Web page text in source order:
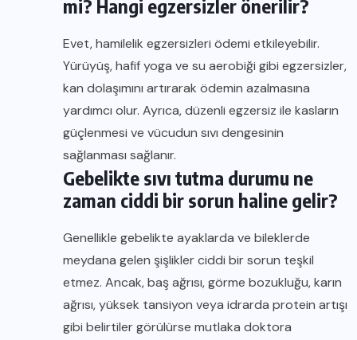
mi? Hangi egzersizler önerilir?
Evet, hamilelik egzersizleri ödemi etkileyebilir.
Yürüyüş, hafif yoga ve su aerobiği gibi egzersizler,
kan dolaşımını artırarak ödemin azalmasına
yardımcı olur. Ayrıca, düzenli egzersiz ile kasların
güçlenmesi ve vücudun sıvı dengesinin
sağlanması sağlanır.
Gebelikte sıvı tutma durumu ne
zaman ciddi bir sorun haline gelir?
Genellikle gebelikte ayaklarda ve bileklerde
meydana gelen şişlikler ciddi bir sorun teşkil
etmez. Ancak, baş ağrısı, görme bozukluğu, karın
ağrısı, yüksek tansiyon veya idrarda protein artışı
gibi belirtiler görülürse mutlaka doktora